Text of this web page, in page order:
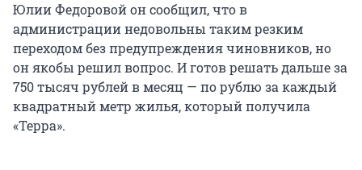
Юлии Федоровой он сообщил, что в
администрации недовольны таким резким
переходом без предупреждения чиновников, но
он якобы решил вопрос. И готов решать дальше за
750 тысяч рублей в месяц — по рублю за каждый
квадратный метр жилья, который получила
«Терра».